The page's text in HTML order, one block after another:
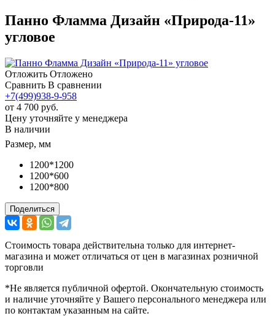
Панно Фламма Дизайн «Природа-11»
угловое
Отложить Отложено
Сравнить В сравнении
+7(499)938-9-958
от 4 700 руб.
Цену уточняйте у менеджера
В наличии
Размер, мм
1200*1200
1200*600
1200*800
Поделиться
Стоимость товара действительна только для интернет-
магазина и может отличаться от цен в магазинах розничной
торговли
*Не является публичной офертой. Окончательную стоимость
и наличие уточняйте у Вашего персонального менеджера или
по контактам указанным на сайте.